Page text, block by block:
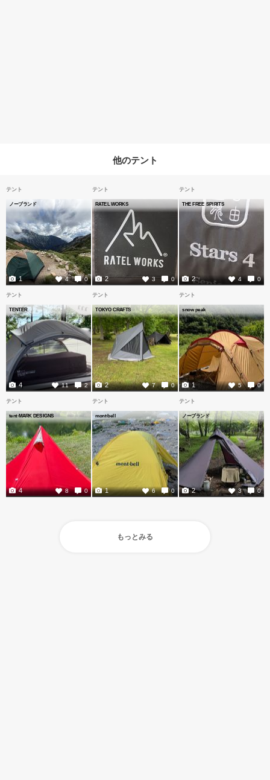
他のテント
テント
ノーブランド
4 0
1
テント
RATEL WORKS
3 0
2
テント
THE FREE SPIRITS
4 0
2
テント
TENTER
11 2
4
テント
TOKYO CRAFTS
7 0
2
テント
snow peak
5 0
1
テント
tent-MARK DESIGNS
8 0
4
テント
mont-bell
6 0
1
テント
ノーブランド
3 0
2
もっとみる